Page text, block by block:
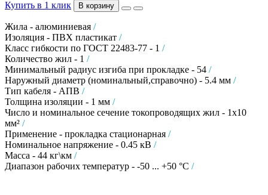
Купить в 1 клик В корзину
Жила - алюминиевая /
Изоляция - ПВХ пластикат /
Класс гибкости по ГОСТ 22483-77 - 1 /
Количество жил - 1 /
Минимальный радиус изгиба при прокладке - 54 /
Наружный диаметр (номинальный,справочно) - 5.4 мм /
Тип кабеля - АПВ /
Толщина изоляции - 1 мм /
Число и номинальное сечение токопроводящих жил - 1х10
мм² /
Применение - прокладка стационарная /
Номинальное напряжение - 0.45 кВ /
Масса - 44 кг\км /
Диапазон рабочих температур - -50 ... +50 °C /